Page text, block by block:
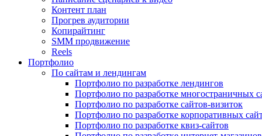
Контент план
Прогрев аудитории
Копирайтинг
SMM продвижение
Reels
Портфолио
По сайтам и лендингам
Портфолио по разработке лендингов
Портфолио по разработке многостраничных
Портфолио по разработке сайтов-визиток
Портфолио по разработке корпоративных
Портфолио по разработке квиз-сайтов